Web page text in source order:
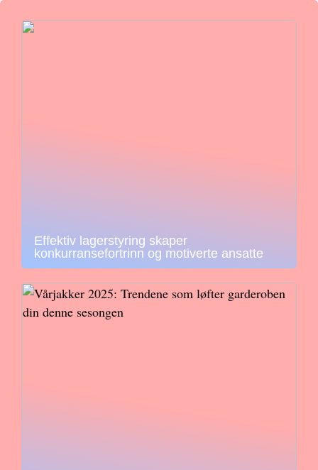
Effektiv lagerstyring skaper
konkurransefortrinn og motiverte ansatte